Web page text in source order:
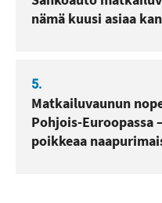
nämä kuusi asiaa
5.
Matkailuvaunun
Pohjois-Euroopassa
poikkeaa